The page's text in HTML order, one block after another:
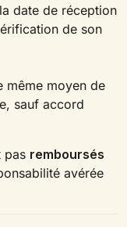
date de réception
de son
même moyen de
sauf accord
pas remboursés
avérée